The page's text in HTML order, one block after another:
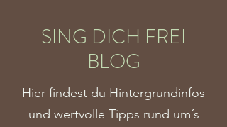
SING DICH FREI
BLOG
Hier findest du Hintergrundinfos
und wertvolle Tipps rund um´s